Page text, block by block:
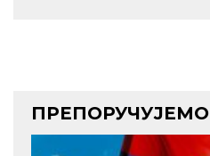
ПРЕПОРУЧУЈЕМО